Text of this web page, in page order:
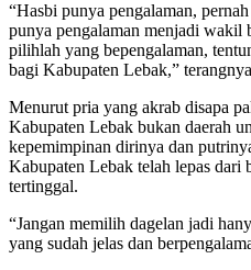
“Hasbi punya pengalaman,
punya pengalaman menjadi wakil
pilihlah yang bepengalaman,
bagi Kabupaten Lebak,”
Menurut pria yang akrab disapa
Kabupaten Lebak bukan daerah
kepemimpinan dirinya dan
Kabupaten Lebak telah lepas dari
tertinggal.
“Jangan memilih dagelan jadi
yang sudah jelas dan